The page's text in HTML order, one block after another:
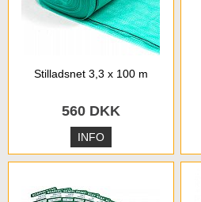
Stilladsnet 3,3 x 100 m
560 DKK
INFO